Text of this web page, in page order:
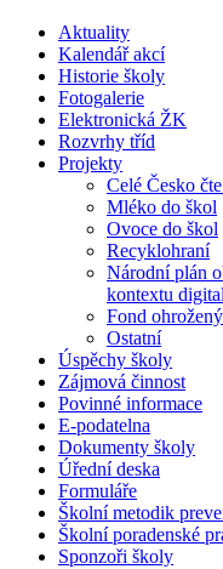
Aktuality
Kalendář akcí
Historie školy
Fotogalerie
Elektronická ŽK
Rozvrhy tříd
Projekty
Celé Česko
Mléko do škol
Ovoce do škol
Recyklohraní
Národní plán
kontextu
Fond
Ostatní
Úspěchy školy
Zájmová činnost
Povinné informace
E-podatelna
Dokumenty školy
Úřední deska
Formuláře
Školní metodik
Školní poradenské
Sponzoři školy